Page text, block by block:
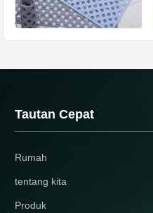
Tautan Cepat
Rumah
tentang kita
Produk